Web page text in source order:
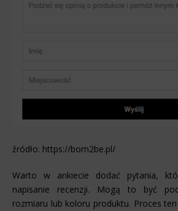
źródło: https://born2be.pl/
Warto w ankiecie dodać pytania,
napisanie recenzji. Mogą to być
rozmiaru lub koloru produktu. Proces